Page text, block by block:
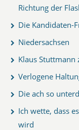
Richtung der
Die Kandidaten-
Niedersachsen
Klaus Stuttmann
Verlogene
Die ach so
Ich wette, dass
wird